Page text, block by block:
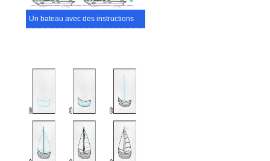
Un bateau avec des instructions détaillées